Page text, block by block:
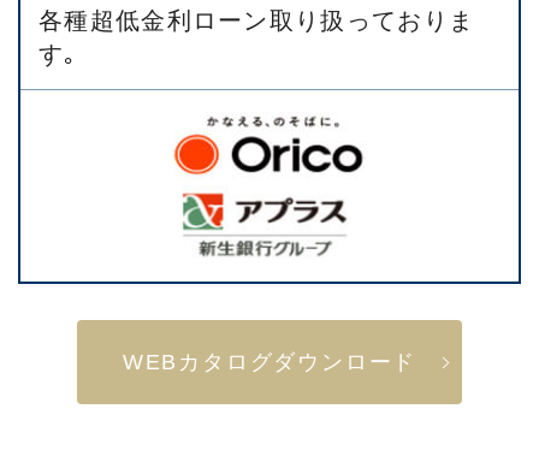
各種超低金利ローン取り扱っておりま
す｡
WEBカタログダウンロード